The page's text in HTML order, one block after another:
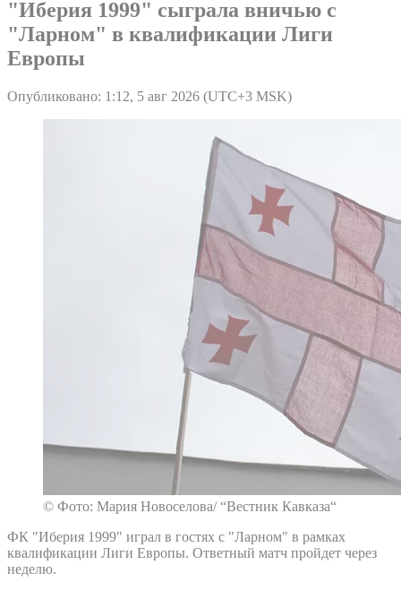
"Иберия 1999" сыграла вничью с
"Ларном" в квалификации Лиги
Европы
Опубликовано: 1:12, 5 авг 2026 (UTC+3 MSK)
© Фото: Мария Новоселова/ “Вестник Кавказа“
ФК "Иберия 1999" играл в гостях с "Ларном" в рамках
квалификации Лиги Европы. Ответный матч пройдет через
неделю.